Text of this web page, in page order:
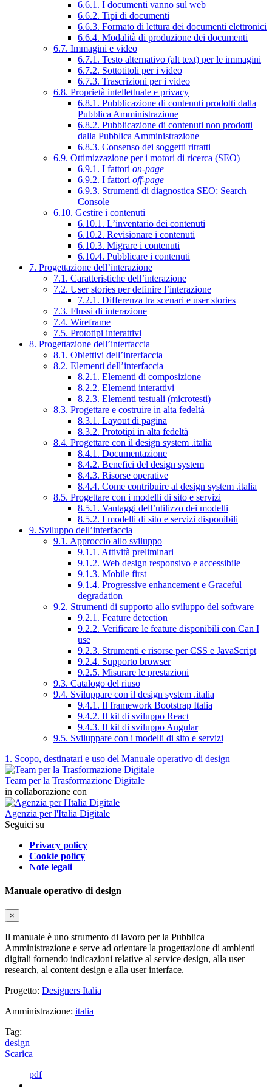
6.6.1. I documenti vanno sul web
6.6.2. Tipi di documenti
6.6.3. Formato di lettura dei documenti elettronici
6.6.4. Modalità di produzione dei documenti
6.7. Immagini e video
6.7.1. Testo alternativo (alt text) per le immagini
6.7.2. Sottotitoli per i video
6.7.3. Trascrizioni per i video
6.8. Proprietà intellettuale e privacy
6.8.1. Pubblicazione di contenuti prodotti dalla
Pubblica Amministrazione
6.8.2. Pubblicazione di contenuti non prodotti
dalla Pubblica Amministrazione
6.8.3. Consenso dei soggetti ritratti
6.9. Ottimizzazione per i motori di ricerca (SEO)
6.9.1. I fattori on-page
6.9.2. I fattori off-page
6.9.3. Strumenti di diagnostica SEO: Search
Console
6.10. Gestire i contenuti
6.10.1. L’inventario dei contenuti
6.10.2. Revisionare i contenuti
6.10.3. Migrare i contenuti
6.10.4. Pubblicare i contenuti
7. Progettazione dell’interazione
7.1. Caratteristiche dell’interazione
7.2. User stories per definire l’interazione
7.2.1. Differenza tra scenari e user stories
7.3. Flussi di interazione
7.4. Wireframe
7.5. Prototipi interattivi
8. Progettazione dell’interfaccia
8.1. Obiettivi dell’interfaccia
8.2. Elementi dell’interfaccia
8.2.1. Elementi di composizione
8.2.2. Elementi interattivi
8.2.3. Elementi testuali (microtesti)
8.3. Progettare e costruire in alta fedeltà
8.3.1. Layout di pagina
8.3.2. Prototipi in alta fedeltà
8.4. Progettare con il design system .italia
8.4.1. Documentazione
8.4.2. Benefici del design system
8.4.3. Risorse operative
8.4.4. Come contribuire al design system .italia
8.5. Progettare con i modelli di sito e servizi
8.5.1. Vantaggi dell’utilizzo dei modelli
8.5.2. I modelli di sito e servizi disponibili
9. Sviluppo dell’interfaccia
9.1. Approccio allo sviluppo
9.1.1. Attività preliminari
9.1.2. Web design responsivo e accessibile
9.1.3. Mobile first
9.1.4. Progressive enhancement e Graceful
degradation
9.2. Strumenti di supporto allo sviluppo del software
9.2.1. Feature detection
9.2.2. Verificare le feature disponibili con Can I
use
9.2.3. Strumenti e risorse per CSS e JavaScript
9.2.4. Supporto browser
9.2.5. Misurare le prestazioni
9.3. Catalogo del riuso
9.4. Sviluppare con il design system .italia
9.4.1. Il framework Bootstrap Italia
9.4.2. Il kit di sviluppo React
9.4.3. Il kit di sviluppo Angular
9.5. Sviluppare con i modelli di sito e servizi
1. Scopo, destinatari e uso del Manuale operativo di design
Team per la Trasformazione Digitale
in collaborazione con
Agenzia per l'Italia Digitale
Seguici su
Privacy policy
Cookie policy
Note legali
Manuale operativo di design
×
Il manuale è uno strumento di lavoro per la Pubblica
Amministrazione e serve ad orientare la progettazione di ambienti
digitali fornendo indicazioni relative al service design, alla user
research, al content design e alla user interface.
Progetto: Designers Italia
Amministrazione: italia
Tag:
design
Scarica
pdf